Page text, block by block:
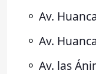
⚬ Av.
⚬ Av.
⚬ Av. las